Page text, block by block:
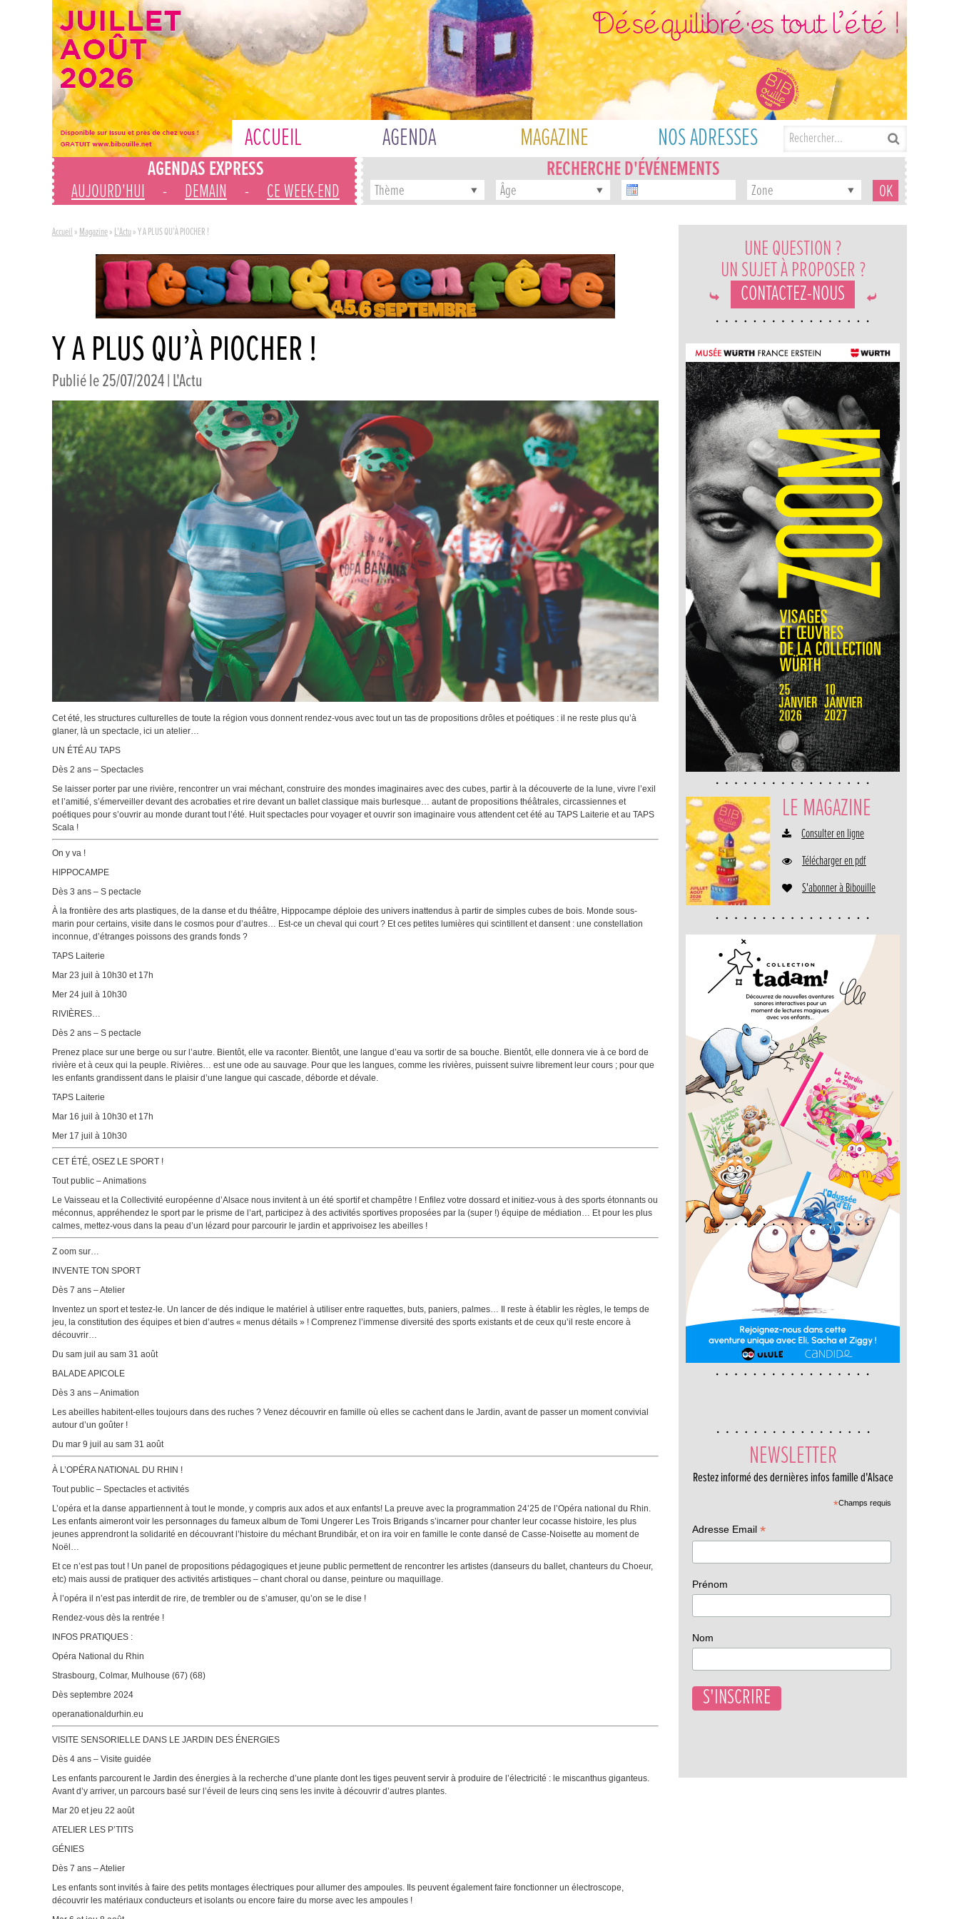
ACCUEIL AGENDA MAGAZINE NOS ADRESSES
AGENDAS EXPRESS
AUJOURD'HUI - DEMAIN - CE WEEK-END
RECHERCHE D'ÉVÉNEMENTS
Thème Âge Zone
Accueil » Magazine» L'Actu»Y A PLUS QU’À PIOCHER !
Y A PLUS QU’À PIOCHER !
Publié le 25/07/2024 |L'Actu
Cet été, les structures culturelles de toute la région vous donnent rendez-vous avec tout un tas de propositions drôles et poétiques : il ne reste plus qu’à
glaner, là un spectacle, ici un atelier…
UN ÉTÉ AU TAPS
Dès 2 ans – Spectacles
Se laisser porter par une rivière, rencontrer un vrai méchant, construire des mondes imaginaires avec des cubes, partir à la découverte de la lune, vivre l’exil
et l’amitié, s’émerveiller devant des acrobaties et rire devant un ballet classique mais burlesque… autant de propositions théâtrales, circassiennes et
poétiques pour s’ouvrir au monde durant tout l’été. Huit spectacles pour voyager et ouvrir son imaginaire vous attendent cet été au TAPS Laiterie et au TAPS
Scala !
On y va !
HIPPOCAMPE
Dès 3 ans – S pectacle
À la frontière des arts plastiques, de la danse et du théâtre, Hippocampe déploie des univers inattendus à partir de simples cubes de bois. Monde sous-
marin pour certains, visite dans le cosmos pour d’autres… Est-ce un cheval qui court ? Et ces petites lumières qui scintillent et dansent : une constellation
inconnue, d’étranges poissons des grands fonds ?
TAPS Laiterie
Mar 23 juil à 10h30 et 17h
Mer 24 juil à 10h30
RIVIÈRES…
Dès 2 ans – S pectacle
Prenez place sur une berge ou sur l’autre. Bientôt, elle va raconter. Bientôt, une langue d’eau va sortir de sa bouche. Bientôt, elle donnera vie à ce bord de
rivière et à ceux qui la peuple. Rivières… est une ode au sauvage. Pour que les langues, comme les rivières, puissent suivre librement leur cours ; pour que
les enfants grandissent dans le plaisir d’une langue qui cascade, déborde et dévale.
TAPS Laiterie
Mar 16 juil à 10h30 et 17h
Mer 17 juil à 10h30
CET ÉTÉ, OSEZ LE SPORT !
Tout public – Animations
Le Vaisseau et la Collectivité européenne d’Alsace nous invitent à un été sportif et champêtre ! Enfilez votre dossard et initiez-vous à des sports étonnants ou
méconnus, appréhendez le sport par le prisme de l’art, participez à des activités sportives proposées par la (super !) équipe de médiation… Et pour les plus
calmes, mettez-vous dans la peau d’un lézard pour parcourir le jardin et apprivoisez les abeilles !
Z oom sur…
INVENTE TON SPORT
Dès 7 ans – Atelier
Inventez un sport et testez-le. Un lancer de dés indique le matériel à utiliser entre raquettes, buts, paniers, palmes… Il reste à établir les règles, le temps de
jeu, la constitution des équipes et bien d’autres « menus détails » ! Comprenez l’immense diversité des sports existants et de ceux qu’il reste encore à
découvrir…
Du sam juil au sam 31 août
BALADE APICOLE
Dès 3 ans – Animation
Les abeilles habitent-elles toujours dans des ruches ? Venez découvrir en famille où elles se cachent dans le Jardin, avant de passer un moment convivial
autour d’un goûter !
Du mar 9 juil au sam 31 août
À L’OPÉRA NATIONAL DU RHIN !
Tout public – Spectacles et activités
L’opéra et la danse appartiennent à tout le monde, y compris aux ados et aux enfants! La preuve avec la programmation 24’25 de l’Opéra national du Rhin.
Les enfants aimeront voir les personnages du fameux album de Tomi Ungerer Les Trois Brigands s’incarner pour chanter leur cocasse histoire, les plus
jeunes apprendront la solidarité en découvrant l’histoire du méchant Brundibár, et on ira voir en famille le conte dansé de Casse-Noisette au moment de
Noël…
Et ce n’est pas tout ! Un panel de propositions pédagogiques et jeune public permettent de rencontrer les artistes (danseurs du ballet, chanteurs du Choeur,
etc) mais aussi de pratiquer des activités artistiques – chant choral ou danse, peinture ou maquillage.
À l’opéra il n’est pas interdit de rire, de trembler ou de s’amuser, qu’on se le dise !
Rendez-vous dès la rentrée !
INFOS PRATIQUES :
Opéra National du Rhin
Strasbourg, Colmar, Mulhouse (67) (68)
Dès septembre 2024
operanationaldurhin.eu
VISITE SENSORIELLE DANS LE JARDIN DES ÉNERGIES
Dès 4 ans – Visite guidée
Les enfants parcourent le Jardin des énergies à la recherche d’une plante dont les tiges peuvent servir à produire de l’électricité : le miscanthus giganteus.
Avant d’y arriver, un parcours basé sur l’éveil de leurs cinq sens les invite à découvrir d’autres plantes.
Mar 20 et jeu 22 août
ATELIER LES P’TITS
GÉNIES
Dès 7 ans – Atelier
Les enfants sont invités à faire des petits montages électriques pour allumer des ampoules. Ils peuvent également faire fonctionner un électroscope,
découvrir les matériaux conducteurs et isolants ou encore faire du morse avec les ampoules !
UNE QUESTION ?
UN SUJET À PROPOSER ?
CONTACTEZ-NOUS
LE MAGAZINE
Consulter en ligne
Télécharger en pdf
S'abonner à Bibouille
NEWSLETTER
Restez informé des dernières infos famille d'Alsace
*Champs requis
Adresse Email *
Prénom
Nom